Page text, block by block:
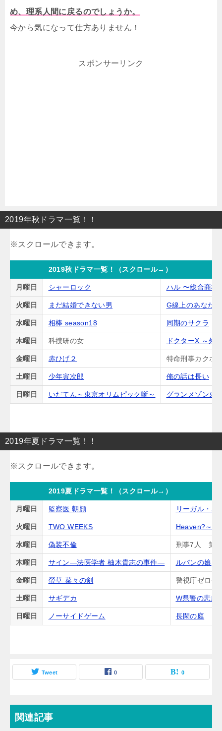
め、理系人間に戻るのでしょうか。
今から気になって仕方ありません！
スポンサーリンク
2019年秋ドラマ一覧！！
2019秋ドラマ一覧！（スクロール→）
月曜日 シャーロック ハル 〜総合商社
火曜日 まだ結婚できない男 G線上のあなた
水曜日 相棒 season18 同期のサクラ
木曜日 科捜研の女 ドクターX ～外
金曜日 赤ひげ２ 特命刑事カクホ
土曜日 少年寅次郎 俺の話は長い
日曜日 いだてん～東京オリムピック噺～ グランメゾン東
2019年夏ドラマ一覧！！
2019夏ドラマ一覧！（スクロール→）
月曜日 監察医 朝顔 リーガル・ハ
火曜日 TWO WEEKS Heaven?～ご
水曜日 偽装不倫 刑事7人 第5
木曜日 サイン―法医学者 柚木貴志の事件― ルパンの娘
金曜日 螢草 菜々の剣 警視庁ゼロ係
土曜日 サギデカ W県警の悲劇
日曜日 ノーサイドゲーム 長閑の庭
Tweet 0 0
関連記事